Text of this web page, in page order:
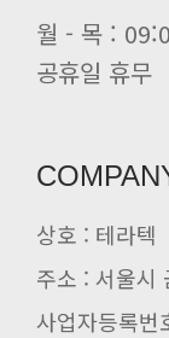
공휴일 휴무
상호 : 테라텍
주소 : 서울시
사업자등록